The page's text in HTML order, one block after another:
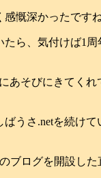
慨深かったです
たら、気付けば1
あそびにきてく
ばうさ.netを続け
ブログを開設した